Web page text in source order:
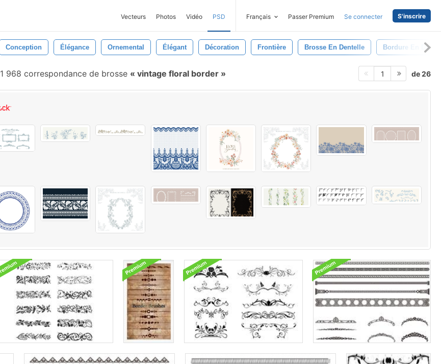
Vecteurs Photos Vidéo PSD Français Passer Premium Se connecter S'inscrire
Conception Élégance Ornemental Élégant Décoration Frontière Brosse En Dentelle Bordure En
1 968 correspondance de brosse vintage floral border 1 de 26